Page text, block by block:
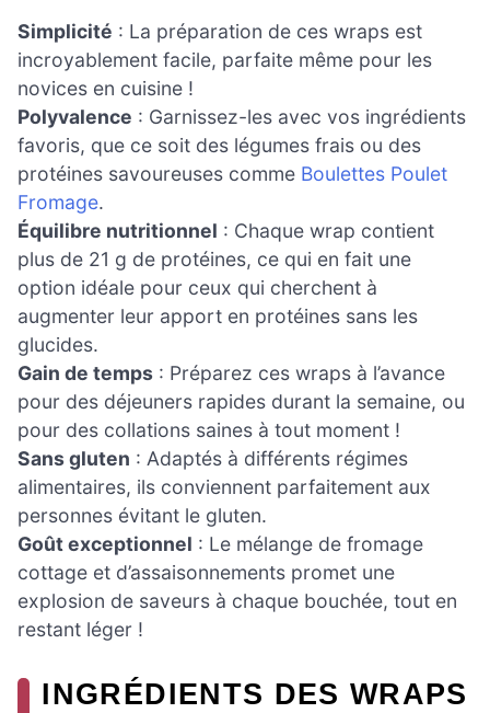
Simplicité : La préparation de ces wraps est
incroyablement facile, parfaite même pour les
novices en cuisine !
Polyvalence : Garnissez-les avec vos ingrédients
favoris, que ce soit des légumes frais ou des
protéines savoureuses comme Boulettes Poulet
Fromage.
Équilibre nutritionnel : Chaque wrap contient
plus de 21 g de protéines, ce qui en fait une
option idéale pour ceux qui cherchent à
augmenter leur apport en protéines sans les
glucides.
Gain de temps : Préparez ces wraps à l’avance
pour des déjeuners rapides durant la semaine, ou
pour des collations saines à tout moment !
Sans gluten : Adaptés à différents régimes
alimentaires, ils conviennent parfaitement aux
personnes évitant le gluten.
Goût exceptionnel : Le mélange de fromage
cottage et d’assaisonnements promet une
explosion de saveurs à chaque bouchée, tout en
restant léger !
INGRÉDIENTS DES WRAPS